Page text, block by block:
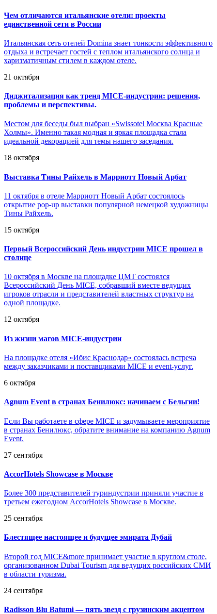
Чем отличаются итальянские отели: проекты
единственной сети в России
Итальянская сеть отелей Domina знает тонкости эффективного
отдыха и встречает гостей с теплом итальянского солнца и
харизматичным стилем в каждом отеле.
21 октября
Диджитализация как тренд MICE-индустрии: решения,
проблемы и перспективы.
Местом для беседы был выбран «Swissotel Москва Красные
Холмы». Именно такая модная и яркая площадка стала
идеальной декорацией для темы нашего заседания.
18 октября
Выставка Тины Райхель в Марриотт Новый Арбат
11 октября в отеле Марриотт Новый Арбат состоялось
открытие pop-up выставки популярной немецкой художницы
Тины Райхель.
15 октября
Первый Всероссийский День индустрии MICE прошел в
столице
10 октября в Москве на площадке ЦМТ состоялся
Всероссийский День MICE, собравший вместе ведущих
игроков отрасли и представителей властных структур на
одной площадке.
12 октября
Из жизни магов MICE-индустрии
На площадке отеля «Ибис Краснодар» состоялась встреча
между заказчиками и поставщиками MICE и event-услуг.
6 октября
Agnum Event в странах Бенилюкс: начинаем с Бельгии!
Если Вы работаете в сфере MICE и задумываете мероприятие
в странах Бенилюкс, обратите внимание на компанию Agnum
Event.
27 сентября
AccorHotels Showcase в Москве
Более 300 представителей туриндустрии приняли участие в
третьем ежегодном AccorHotels Showcase в Москве.
25 сентября
Блестящее настоящее и будущее эмирата Дубай
Второй год MICE&more принимает участие в круглом столе,
организованном Dubai Tourism для ведущих российских СМИ
в области туризма.
24 сентября
Radisson Blu Batumi — пять звезд с грузинским акцентом